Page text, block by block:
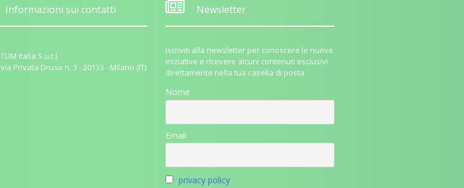
Informazioni sui contatti
TUM Italia S.u.r.l.
via Privata Druso n. 3 - 20133 - Milano (IT)
Newsletter
Iscriviti alla newsletter per conoscere le nuove
iniziative e ricevere alcuni contenuti esclusivi
direttamente nella tua casella di posta.
Nome
Email
privacy policy